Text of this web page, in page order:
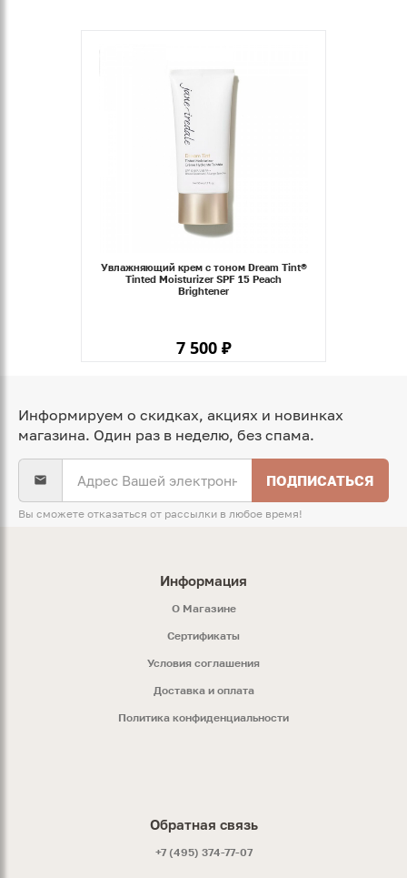
Увлажняющий крем с тоном Dream Tint®
Tinted Moisturizer SPF 15 Peach
Brightener
7 500 ₽
Информируем о скидках, акциях и новинках
магазина. Один раз в неделю, без спама.
ПОДПИСАТЬСЯ
Вы сможете отказаться от рассылки в любое время!
Информация
O Магазине
Сертификаты
Условия соглашения
Доставка и оплата
Политика конфиденциальности
Обратная связь
+7 (495) 374-77-07